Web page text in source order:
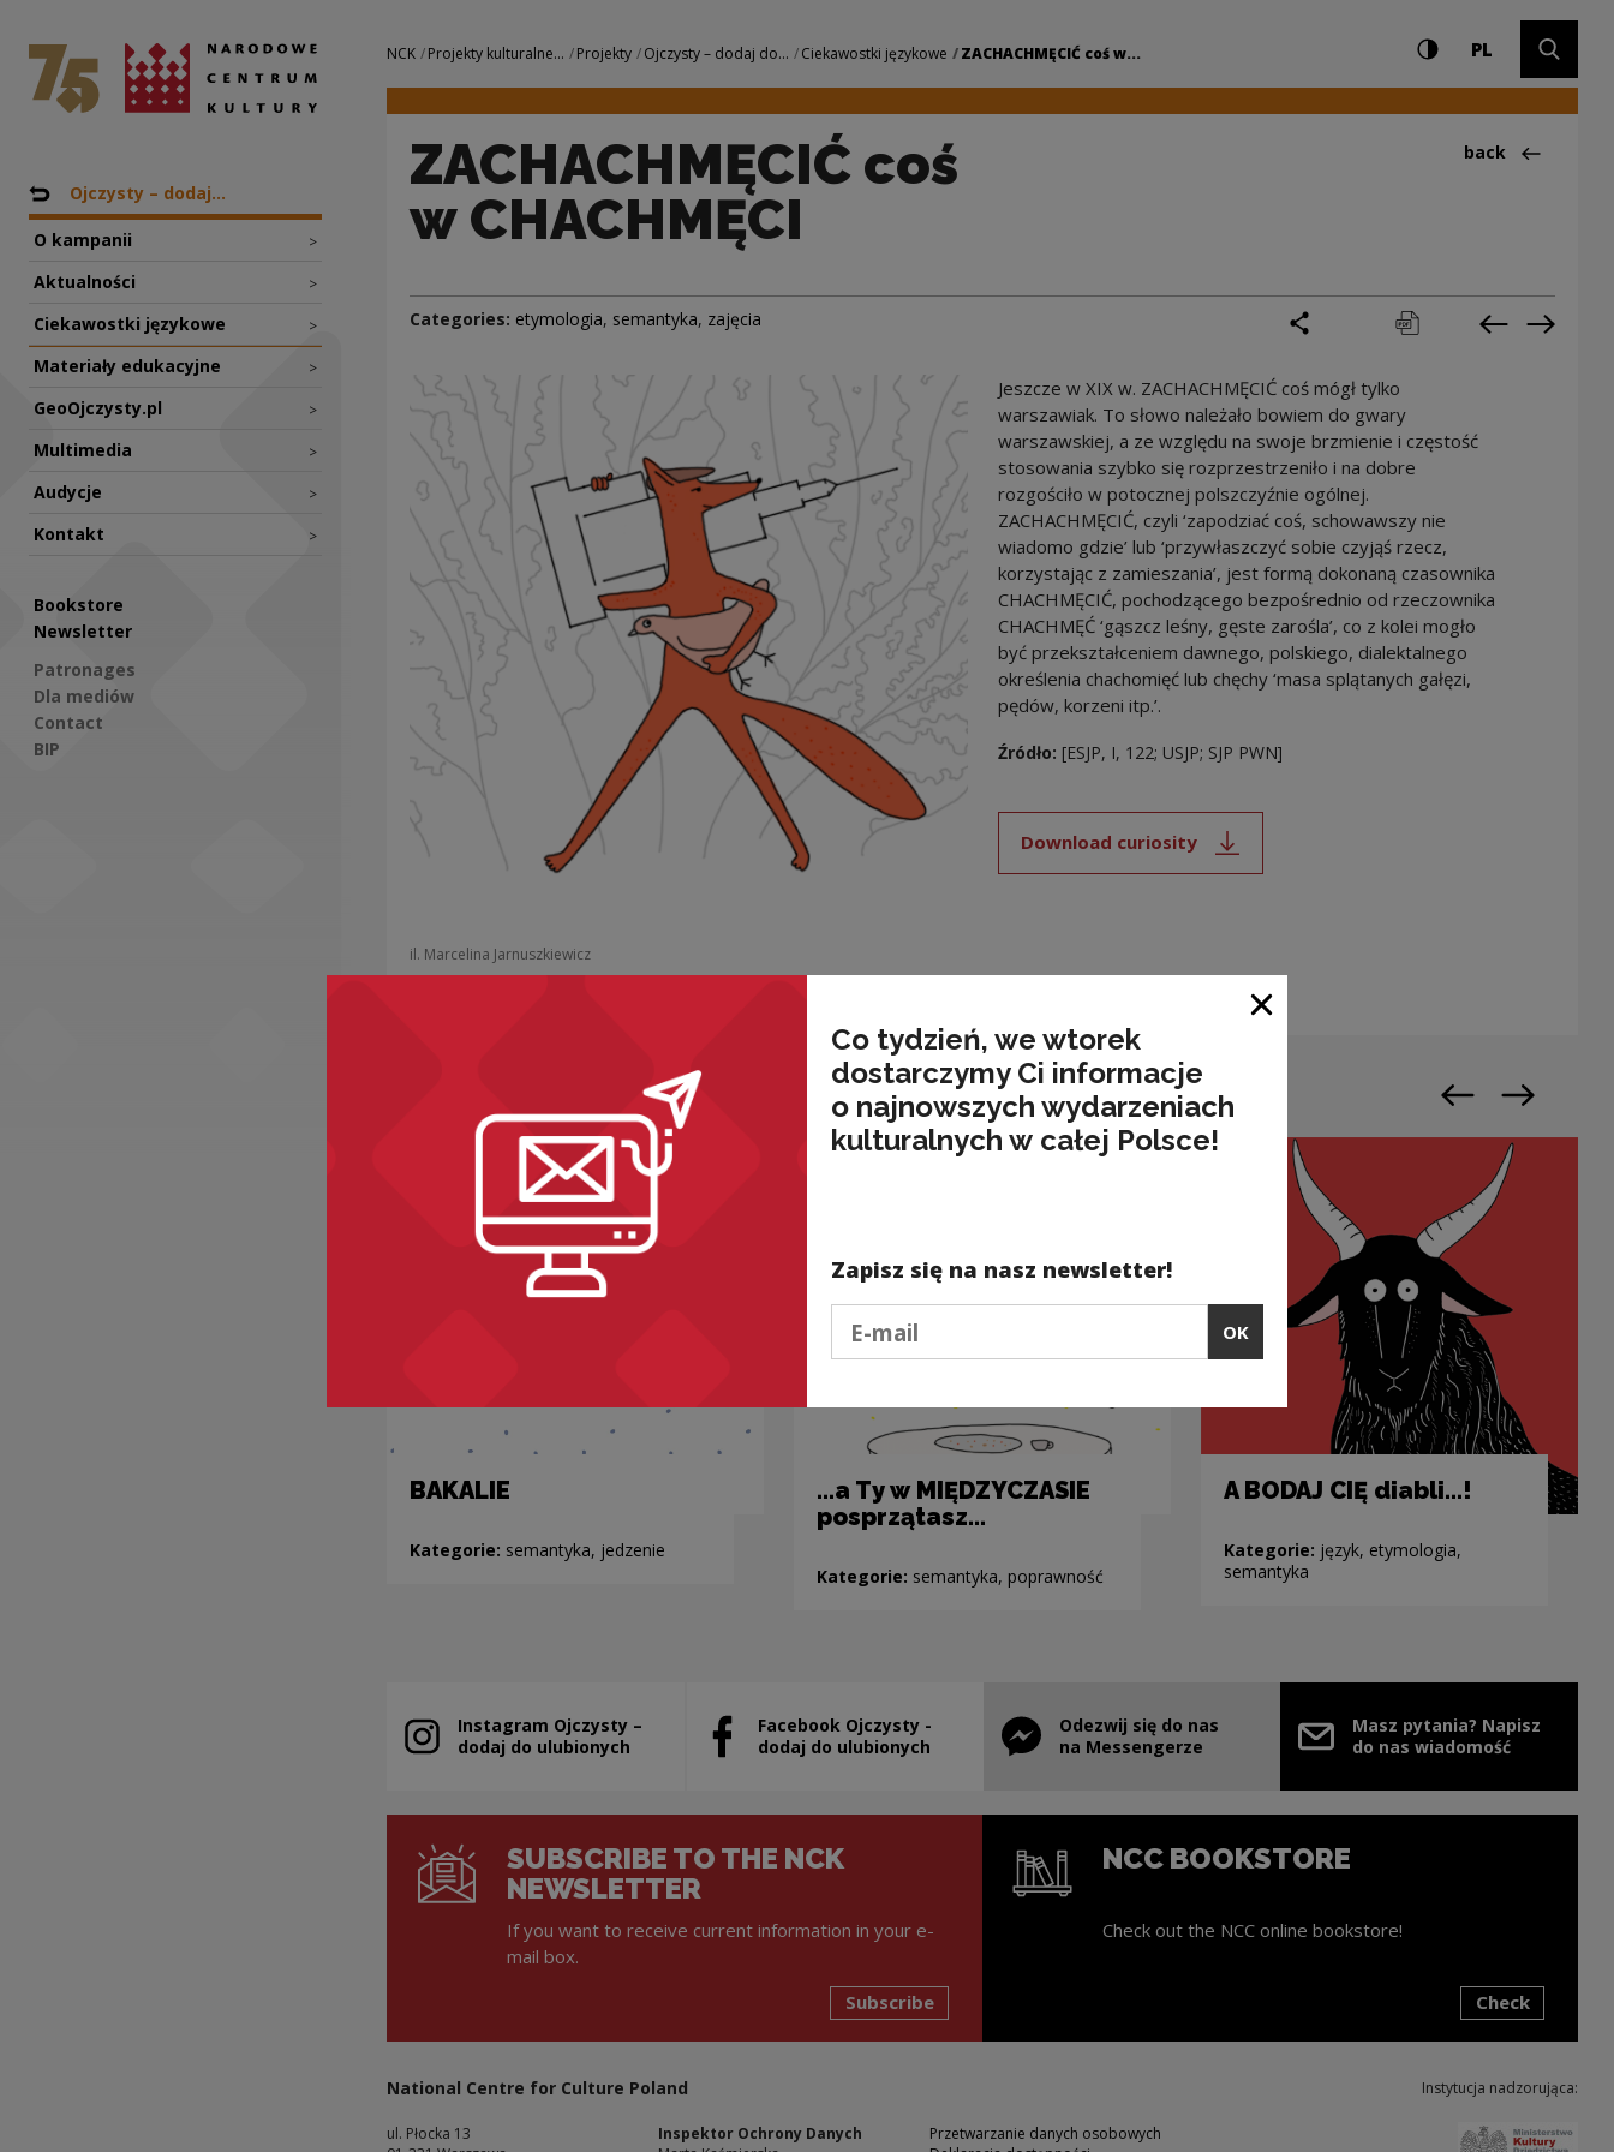
ZACHACHMĘCIĆ coś w CHACHMĘCI | Narodowe Centrum
National Centre for Culture Poland
Nawigacja
Back to: Projekty
Ojczysty – dodaj...
O kampanii >
Aktualności >
Ciekawostki językowe >
Materiały edukacyjne >
GeoOjczysty.pl >
Multimedia >
Audycje >
Kontakt >
Bookstore
Newsletter
Patronages
Dla mediów
Contact
BIP
Navigation
NCK Projekty kulturalne... Projekty Ojczysty – dodaj do... Ciekawostki językowe ZACHACHMĘCIĆ coś w... Settings and search
High contrast
PLCHANGE
ZACHACHMĘCIĆ coś
w CHACHMĘCI
Back
back
Categories: etymologia, semantyka, zajęcia print pobierz Previous
Next
il. Marcelina Jarnuszkiewicz
Jeszcze w XIX w. ZACHACHMĘCIĆ coś mógł tylko
warszawiak. To słowo należało bowiem do gwary
warszawskiej, a ze względu na swoje brzmienie i częstość
stosowania szybko się rozprzestrzeniło i na dobre
rozgościło w potocznej polszczyźnie ogólnej.
ZACHACHMĘCIĆ, czyli ‘zapodziać coś, schowawszy nie
wiadomo gdzie’ lub ‘przywłaszczyć sobie czyjąś rzecz,
korzystając z zamieszania’, jest formą dokonaną czasownika
CHACHMĘCIĆ, pochodzącego bezpośrednio od rzeczownika
CHACHMĘĆ ‘gąszcz leśny, gęste zarośla’, co z kolei mogło
być przekształceniem dawnego, polskiego, dialektalnego
określenia chachomięć lub chęchy ‘masa splątanych gałęzi,
pędów, korzeni itp.’.
Źródło: [ESJP, I, 122; USJP; SJP PWN]
Download curiosity
Note, the link will open in a new window
BAKALIE
Kategorie: semantyka, jedzenie
...a Ty w MIĘDZYCZASIE
posprzątasz...
Kategorie: semantyka, poprawność
A BODAJ CIĘ diabli...!
Kategorie: język, etymologia,
semantyka
Previous slide
Next slide
Instagram Ojczysty –
dodaj do ulubionych
Note, the link will open in a new window
Facebook Ojczysty -
dodaj do ulubionych
Note, the link will open in a new window
Odezwij się do nas
na Messengerze
Note, the link will open in a new window
Masz pytania? Napisz
do nas wiadomość
SUBSCRIBE TO THE NCK
NEWSLETTER
If you want to receive current information in your e-
mail box.
Subscribe
NCC BOOKSTORE
Check out the NCC online bookstore!
Check
National Centre for Culture Poland
ul. Płocka 13
Inspektor Ochrony Danych
Przetwarzanie danych osobowych
Instytucja nadzorująca:
Co tydzień, we wtorek
dostarczymy Ci informacje
o najnowszych wydarzeniach
kulturalnych w całej Polsce!
Zapisz się na nasz newsletter!
OK